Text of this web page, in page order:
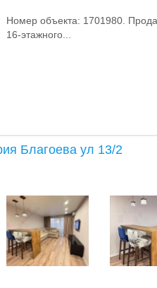
Номер объекта: 1701980.
16-этажного...
Благоева ул 13/2